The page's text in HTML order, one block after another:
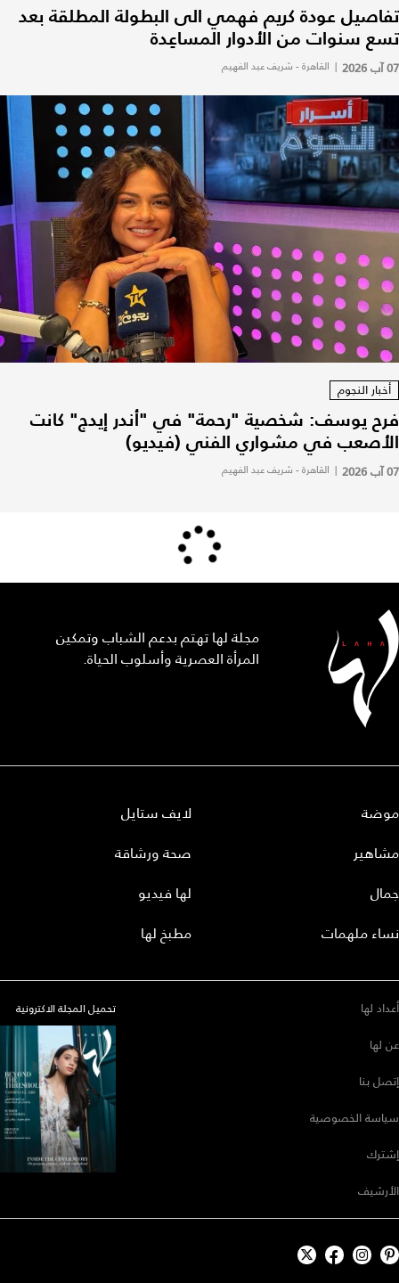
تفاصيل عودة كريم فهمي الى البطولة المطلقة بعد
تسع سنوات من الأدوار المساعِدة
07 آب 2026 | القاهرة - شريف عبد الفهيم
أخبار النجوم
فرح يوسف: شخصية "رحمة" في "أندر إيدج" كانت
الأصعب في مشواري الفني (فيديو)
07 آب 2026 | القاهرة - شريف عبد الفهيم
مجلة لها تهتم بدعم الشباب وتمكين
المرأة العصرية وأسلوب الحياة.
موضة
مشاهير
جمال
نساء ملهمات
لايف ستايل
صحة ورشاقة
لها فيديو
مطبخ لها
أعداد لها
عن لها
إتصل بنا
سياسة الخصوصية
إشترك
الأرشيف
تحميل المجلة الاكترونية